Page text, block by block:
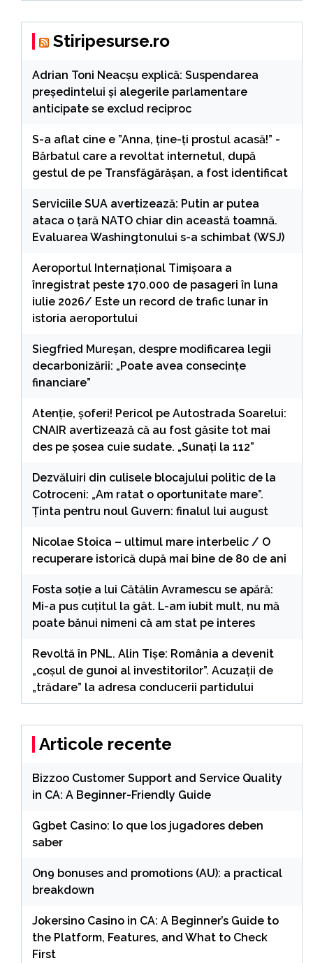
Stiripesurse.ro
Adrian Toni Neacșu explică: Suspendarea
președintelui și alegerile parlamentare
anticipate se exclud reciproc
S-a aflat cine e ”Anna, ţine-ţi prostul acasă!” -
Bărbatul care a revoltat internetul, după
gestul de pe Transfăgărășan, a fost identificat
Serviciile SUA avertizează: Putin ar putea
ataca o țară NATO chiar din această toamnă.
Evaluarea Washingtonului s-a schimbat (WSJ)
Aeroportul Internaţional Timişoara a
înregistrat peste 170.000 de pasageri în luna
iulie 2026/ Este un record de trafic lunar în
istoria aeroportului
Siegfried Mureșan, despre modificarea legii
decarbonizării: „Poate avea consecințe
financiare”
Atenție, șoferi! Pericol pe Autostrada Soarelui:
CNAIR avertizează că au fost găsite tot mai
des pe șosea cuie sudate. „Sunați la 112”
Dezvăluiri din culisele blocajului politic de la
Cotroceni: „Am ratat o oportunitate mare”.
Ținta pentru noul Guvern: finalul lui august
Nicolae Stoica – ultimul mare interbelic / O
recuperare istorică după mai bine de 80 de ani
Fosta soție a lui Cătălin Avramescu se apără:
Mi-a pus cuțitul la gât. L-am iubit mult, nu mă
poate bănui nimeni că am stat pe interes
Revoltă în PNL. Alin Tișe: România a devenit
„coșul de gunoi al investitorilor”. Acuzații de
„trădare” la adresa conducerii partidului
Articole recente
Bizzoo Customer Support and Service Quality
in CA: A Beginner-Friendly Guide
Ggbet Casino: lo que los jugadores deben
saber
On9 bonuses and promotions (AU): a practical
breakdown
Jokersino Casino in CA: A Beginner’s Guide to
the Platform, Features, and What to Check
First